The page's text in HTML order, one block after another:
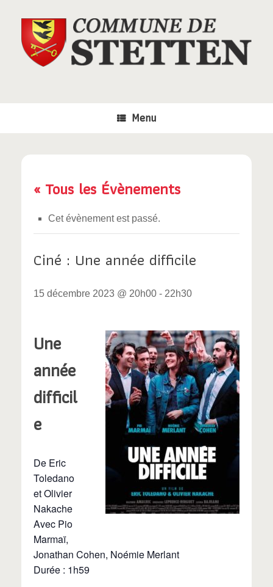
Menu
« Tous les Évènements
Cet évènement est passé.
Ciné : Une année difficile
15 décembre 2023 @ 20h00 - 22h30
Une
année
difficil
e
De Eric
Toledano
et Olivier
Nakache
Avec Pio
Marmaï,
Jonathan Cohen, Noémie Merlant
Durée : 1h59